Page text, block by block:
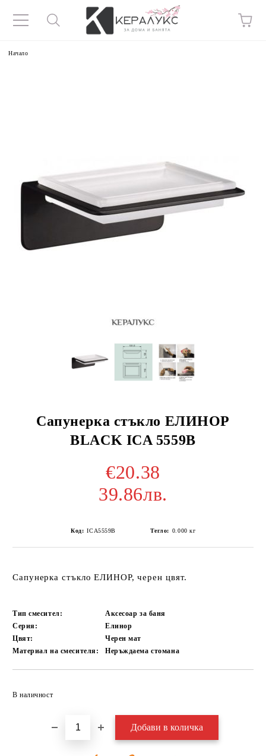
Начало
Сапунерка стъкло ЕЛИНОР
BLACK ICA 5559B
€20.38
39.86лв.
Код: ICA5559B Тегло: 0.000 кг
Сапунерка стъкло ЕЛИНОР, черен цвят.
Тип смесител:
Аксесоар за баня
Серия:
Елинор
Цвят:
Черен мат
Материал на смесителя:
Неръждаема стомана
В наличност